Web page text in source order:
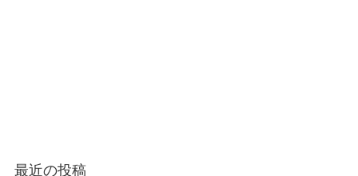
最近の投稿